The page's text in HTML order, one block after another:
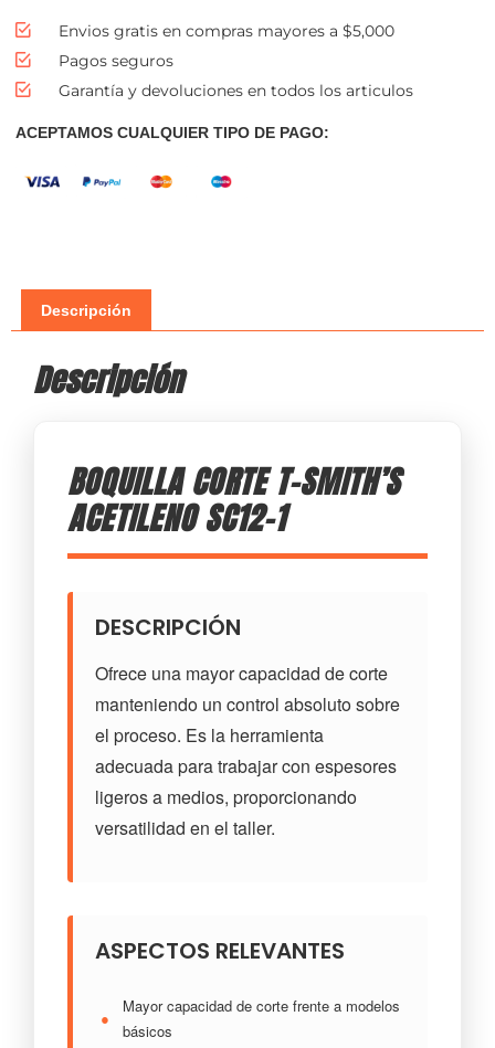
Envios gratis en compras mayores a $5,000
Pagos seguros
Garantía y devoluciones en todos los articulos
ACEPTAMOS CUALQUIER TIPO DE PAGO:
Descripción
Descripción
BOQUILLA CORTE T-SMITH’S
ACETILENO SC12-1
DESCRIPCIÓN
Ofrece una mayor capacidad de corte
manteniendo un control absoluto sobre
el proceso. Es la herramienta
adecuada para trabajar con espesores
ligeros a medios, proporcionando
versatilidad en el taller.
ASPECTOS RELEVANTES
●
Mayor capacidad de corte frente a modelos
básicos